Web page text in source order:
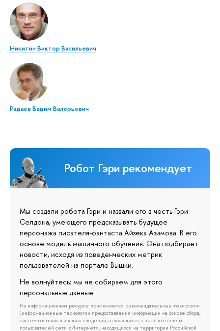
Никитин Виктор Васильевич
Радаев Вадим Валерьевич
Робот Гэри рекомендует
Мы создали робота Гэри и назвали его в честь Гэри
Селдона, умеющего предсказывать будущее
персонажа писателя-фантаста Айзека Азимова. В его
основе модель машинного обучения. Она подбирает
новости, исходя из поведенческих метрик
пользователей на портале Вышки.
Не волнуйтесь: мы не собираем для этого
персональные данные.
На информационном ресурсе применяются рекомендательные технологии
(информационные технологии предоставления информации на основе сбора,
систематизации и анализа сведений, относящихся к предпочтениям
пользователей сети «Интернет», находящихся на территории Российской